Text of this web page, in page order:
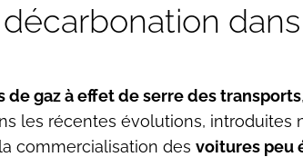
de gaz à effet de serre des transports
les récentes évolutions,
commercialisation des voitures peu